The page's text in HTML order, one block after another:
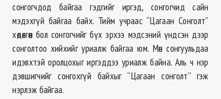
сонгогчдод байгаа гэдгийг иргэд, сонгогчид сайн
мэдэхгүй байгаа байх. Тийм учраас “Цагаан Сонголт”
хөдөлгөөн бол сонгогчийг бүх эрхээ мэдсэний үндсэн дээр
сонголтоо хийхийг уриалж байгаа юм. Мөн сонгуульдаа
идэвхтэй оролцохыг иргэддээ уриалж байна. Аль ч нэр
дэвшигчийг сонгохгүй байхыг “Цагаан сонголт” гэж
нэрлэж байгаа.